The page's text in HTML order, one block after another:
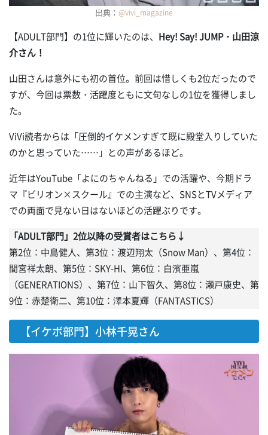
出典： @vivi_magazine
【ADULT部門】の1位に輝いたのは、 Hey! Say! JUMP・山田涼
介さん！
山田さんは意外にも初の首位。前回は惜しくも2位だったので
すが、今回は票数・活躍度ともに文句なしの1位を獲得しまし
た。
ViVi読者からは「圧倒的イケメンすぎて既に殿堂入りしていた
のかと思っていた……」との声があるほど。
近年はYouTube「よにのちゃんねる」での活躍や、今期ドラ
マ『ビリオン×スクール』での主演など、SNSとTVメディア
での両面で見ない日はないほどの活躍ぶりです。
「ADULT部門」2位以降の受賞者はこちら↓
第2位：中島健人、第3位：渡辺翔太（Snow Man）、第4位：
間宮祥太朗、第5位：SKY-HI、第6位：白濱亜嵐
（GENERATIONS）、第7位：山下智久、第8位：瀬戸康史、第
9位：赤楚衛二、第10位：澤本夏輝（FANTASTICS）
【イケボ部門】小林千晃さん